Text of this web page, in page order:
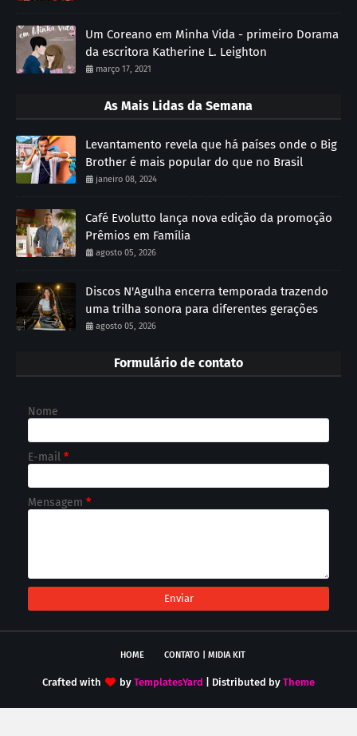
Um Coreano em Minha Vida - primeiro Dorama
da escritora Katherine L. Leighton
março 17, 2021
As Mais Lidas da Semana
Levantamento revela que há países onde o Big
Brother é mais popular do que no Brasil
janeiro 08, 2024
Café Evolutto lança nova edição da promoção
Prêmios em Família
agosto 05, 2026
Discos N'Agulha encerra temporada trazendo
uma trilha sonora para diferentes gerações
agosto 05, 2026
Formulário de contato
Nome
E-mail *
Mensagem *
HOME CONTATO | MIDIA KIT
Crafted with by TemplatesYard | Distributed by Theme